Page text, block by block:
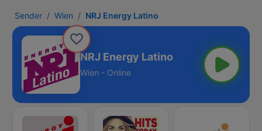
Sender Wien NRJ Energy Latino
NRJ Energy Latino
Wien - Online